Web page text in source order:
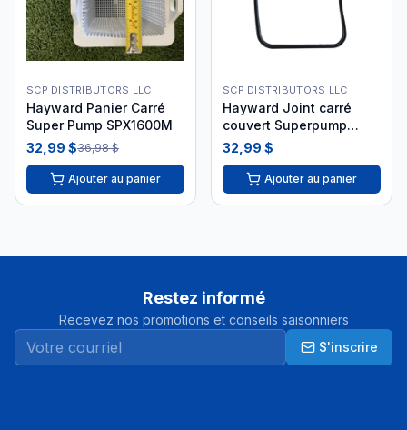
SCP DISTRIBUTORS LLC
Hayward Panier Carré
Super Pump SPX1600M
32,99 $36,98 $
Ajouter au panier
SCP DISTRIBUTORS LLC
Hayward Joint carré
couvert Superpump
SPX1600S
32,99 $
Ajouter au panier
Restez informé
Recevez nos promotions et conseils saisonniers
S'inscrire